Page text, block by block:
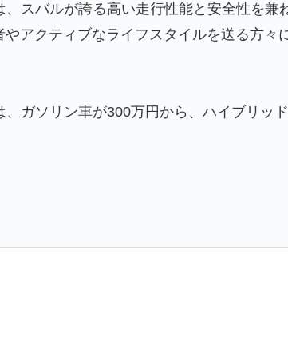
スバルが誇る高い走行性能と安全性を兼
アクティブなライフスタイルを送る方々
ガソリン車が300万円から、ハイブリッ